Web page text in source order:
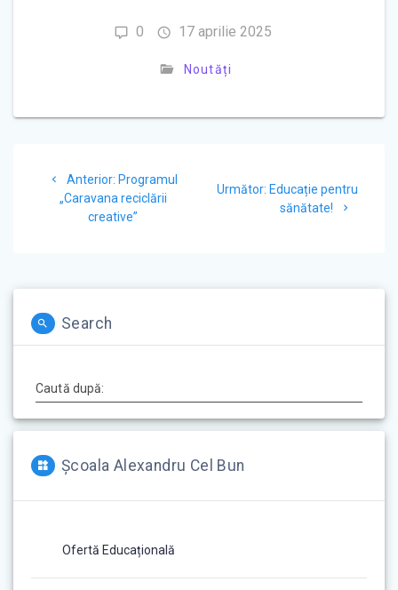
0 17 aprilie 2025
Noutăți
Anterior: Articolul
anterior:
Programul
„Caravana reciclării
creative”
Următor: Articolul
următor:
Educație pentru
sănătate!
Search
Caută după:
Școala Alexandru Cel Bun
Ofertă Educațională